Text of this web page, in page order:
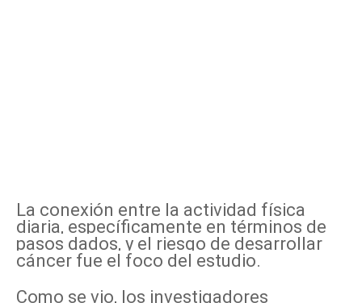
La conexión entre la actividad física
diaria, específicamente en términos de
pasos dados, y el riesgo de desarrollar
cáncer fue el foco del estudio.
Como se vio, los investigadores